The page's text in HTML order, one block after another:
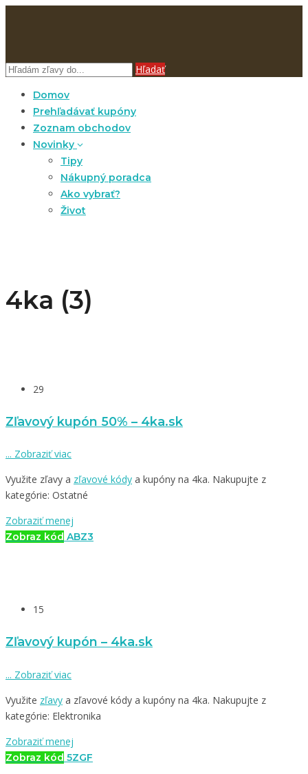
Hľadať
Domov
Prehľadávať kupóny
Zoznam obchodov
Novinky
Tipy
Nákupný poradca
Ako vybrať?
Život
4ka (3)
29
Zľavový kupón 50% – 4ka.sk
... Zobraziť viac
Využite zľavy a zľavové kódy a kupóny na 4ka. Nakupujte z
kategórie: Ostatné
Zobraziť menej
Zobraz kód ABZ3
15
Zľavový kupón – 4ka.sk
... Zobraziť viac
Využite zľavy a zľavové kódy a kupóny na 4ka. Nakupujte z
kategórie: Elektronika
Zobraziť menej
Zobraz kód 5ZGF